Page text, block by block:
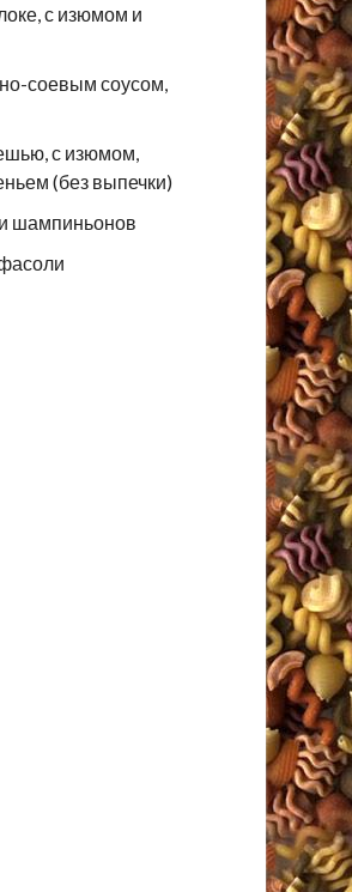
с изюмом и
соевым соусом,
с изюмом,
(без выпечки)
шампиньонов